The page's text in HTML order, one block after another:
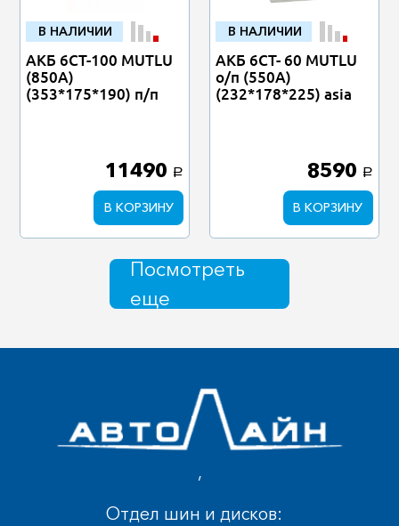
В НАЛИЧИИ
АКБ 6СТ-100 MUTLU
(850А)
(353*175*190) п/п
11490 a
В КОРЗИНУ
В НАЛИЧИИ
АКБ 6СТ- 60 MUTLU
о/п (550А)
(232*178*225) asia
8590 a
В КОРЗИНУ
Посмотреть
еще
,
Отдел шин и дисков: